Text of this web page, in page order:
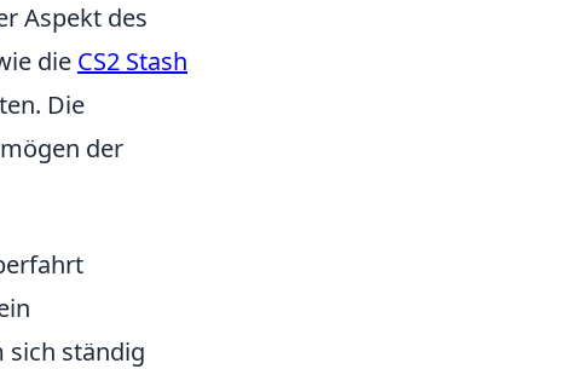
Aspekt des
die CS2 Stash
Die
der
sich ständig